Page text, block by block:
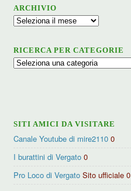
ARCHIVIO
Archivio
RICERCA PER CATEGORIE
Ricerca
SITI AMICI DA VISITARE
Canale Youtube di mire2110 0
I burattini di Vergato 0
Pro Loco di Vergato Sito ufficiale 0